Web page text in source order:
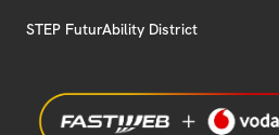
STEP FuturAbility District